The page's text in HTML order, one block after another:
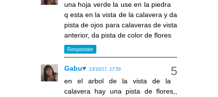
una hoja verde la use en la piedra
q esta en la vista de la calavera y da
pista de ojos para calaveras de vista
anterior, da pista de color de flores
Responder
Gabu♥ 13/10/17, 17:59
en el arbol de la vista de la
calavera hay una pista de flores,,